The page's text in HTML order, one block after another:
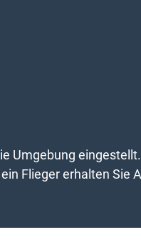
Umgebung
Flieger erhalten Sie